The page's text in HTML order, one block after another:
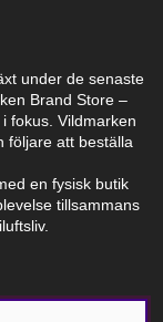
under de senaste
Brand Store –
fokus. Vildmarken
följare att beställa
en fysisk butik
tillsammans